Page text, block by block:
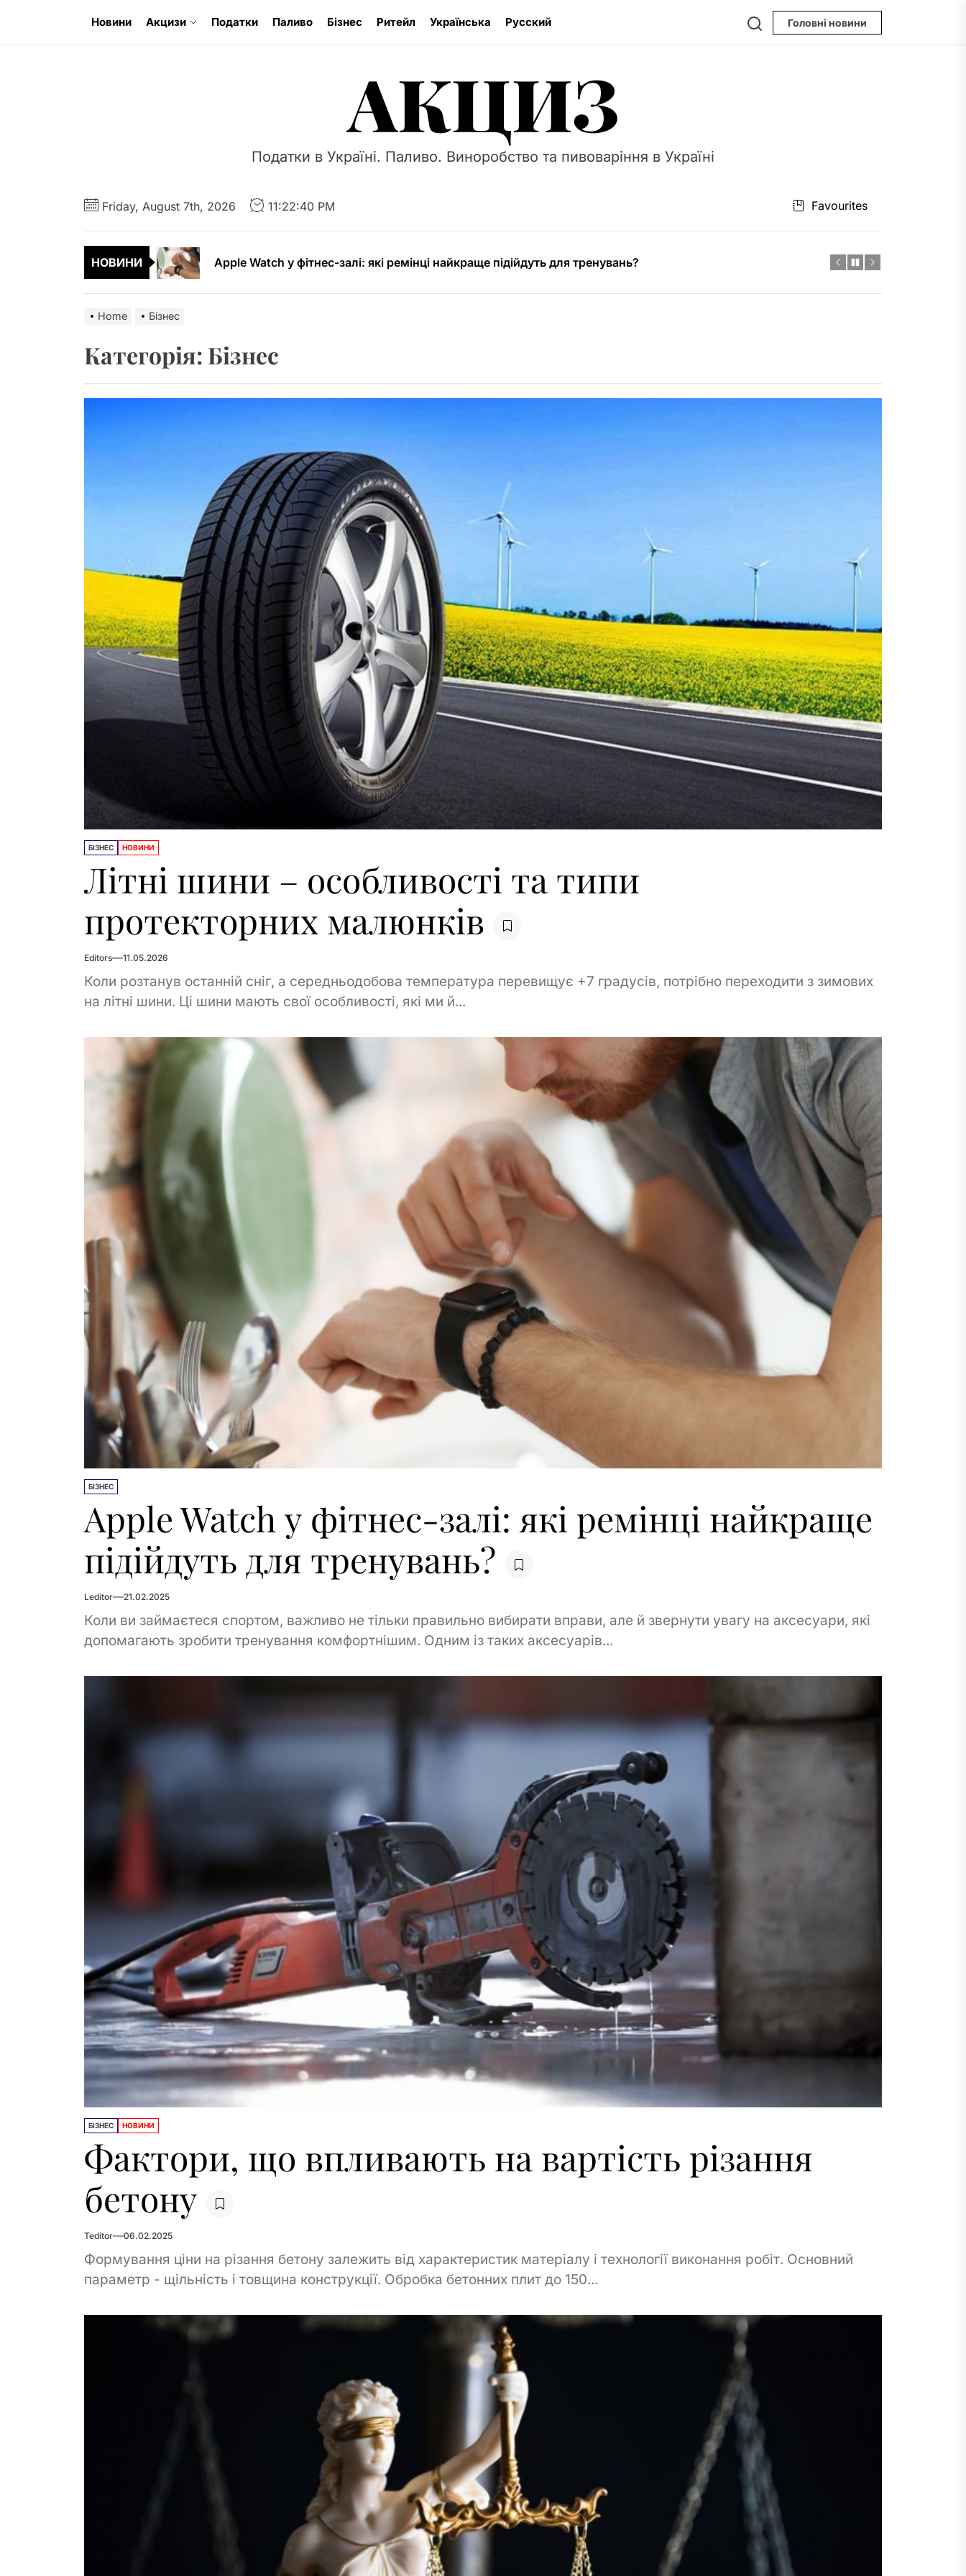
the
Новини Акцизи Податки Паливо Бізнес Ритейл Українська Русский Search Головні новини
АКЦИЗ
Податки в Україні. Паливо. Виноробство та пивоваріння в Україні
Friday, August 7th, 2026 11:22:42 PM Favourites
НОВИНИ
Чохли для iPad Air 13″ M2 (2024) – найкращий вибір для захисту вашого пристрою
Літні шини – особливості та типи протекторних малюнків
Apple Watch у фітнес-залі: які ремінці найкраще підійдуть для тренувань?
Фактори, що впливають на вартість різання бетону
Кримінальний адвокат: професійна допомога в Києві
Літні шини – особливості та типи протекторних малюнків
Apple Watch у фітнес-залі: які ремінці найкраще підійдуть для тренувань?
Кримінальний адвокат: професійна допомога в Києві
Чохли для iPad Air 13″ M2 (2024) – найкращий вибір для захисту вашого пристрою
Home Бізнес
Категорія: Бізнес
БІЗНЕС НОВИНИ
Літні шини – особливості та типи
протекторних малюнків
Editors 11.05.2026
Коли розтанув останній сніг, а середньодобова температура перевищує +7 градусів, потрібно переходити з зимових
на літні шини. Ці шини мають свої особливості, які ми й...
БІЗНЕС
Apple Watch у фітнес-залі: які ремінці найкраще
підійдуть для тренувань?
Leditor 21.02.2025
Коли ви займаєтеся спортом, важливо не тільки правильно вибирати вправи, але й звернути увагу на аксесуари, які
допомагають зробити тренування комфортнішим. Одним із таких аксесуарів...
БІЗНЕС НОВИНИ
Фактори, що впливають на вартість різання
бетону
Teditor 06.02.2025
Формування ціни на різання бетону залежить від характеристик матеріалу і технології виконання робіт. Основний
параметр - щільність і товщина конструкції. Обробка бетонних плит до 150...